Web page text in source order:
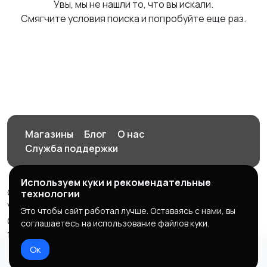
Увы, мы не нашли то, что вы искали.
Смягчите условия поиска и попробуйте еще раз.
Магазины Блог
О нас
Служба поддержки
© 2026 Орен-АЙ - Авто | Недвижимость | Работа |
Услуги
Создал Карусов Е.С ООО "ЦПК" ИНН 5609203278 ОГРН
1235600008841
Правила сервиса
Используем куки и рекомендательные
технологии
Это чтобы сайт работал лучше. Оставаясь с нами, вы
соглашаетесь на использование файлов куки.
Ок